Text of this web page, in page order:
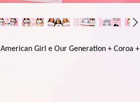
Girl e Our Generation + Coroa +